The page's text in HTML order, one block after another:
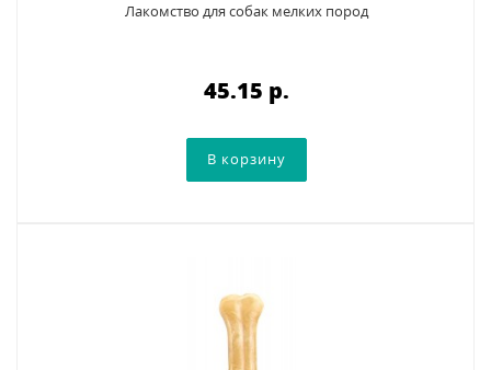
Лакомство для собак мелких пород
45.15 p.